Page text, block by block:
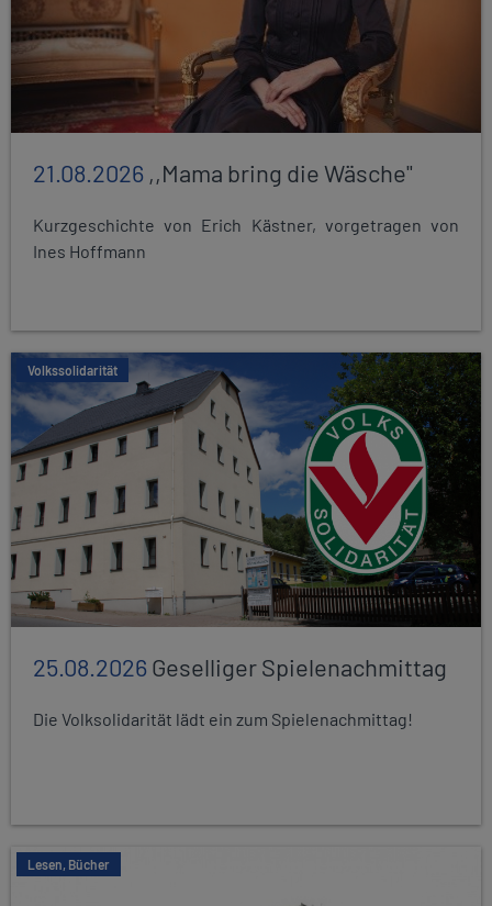
21.08.2026 ,,Mama bring die Wäsche"
Kurzgeschichte von Erich Kästner, vorgetragen von
Ines Hoffmann
Volkssolidarität
25.08.2026Geselliger Spielenachmittag
Die Volksolidarität lädt ein zum Spielenachmittag!
Lesen, Bücher